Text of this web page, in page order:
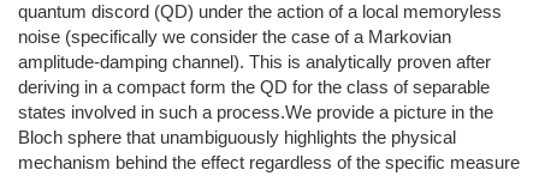
quantum discord (QD) under the action of a local memoryless
noise (specifically we consider the case of a Markovian
amplitude-damping channel). This is analytically proven after
deriving in a compact form the QD for the class of separable
states involved in such a process.We provide a picture in the
Bloch sphere that unambiguously highlights the physical
mechanism behind the effect regardless of the specific measure